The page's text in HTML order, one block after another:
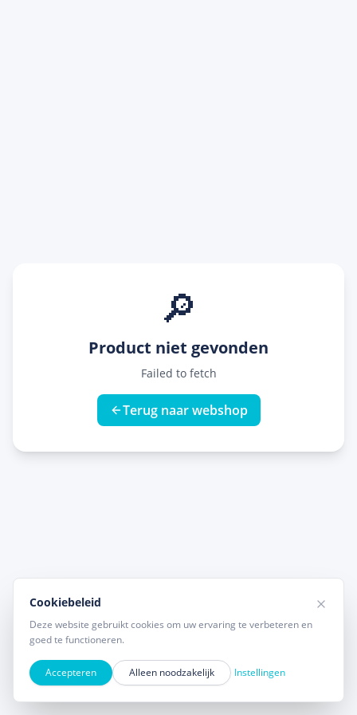
🔎
Product niet gevonden
Failed to fetch
Terug naar webshop
Cookiebeleid
Deze website gebruikt cookies om uw ervaring te verbeteren en
goed te functioneren.
Accepteren Alleen noodzakelijk Instellingen